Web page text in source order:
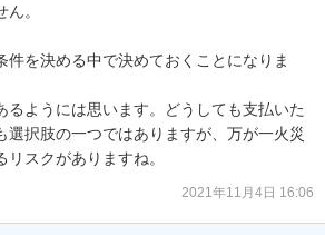
。
件を決める中で決めておくことになりま
るようには思います。どうしても支払いた
選択肢の一つではありますが、万が一火災
スクがありますね。
2021年11月4日 16:06